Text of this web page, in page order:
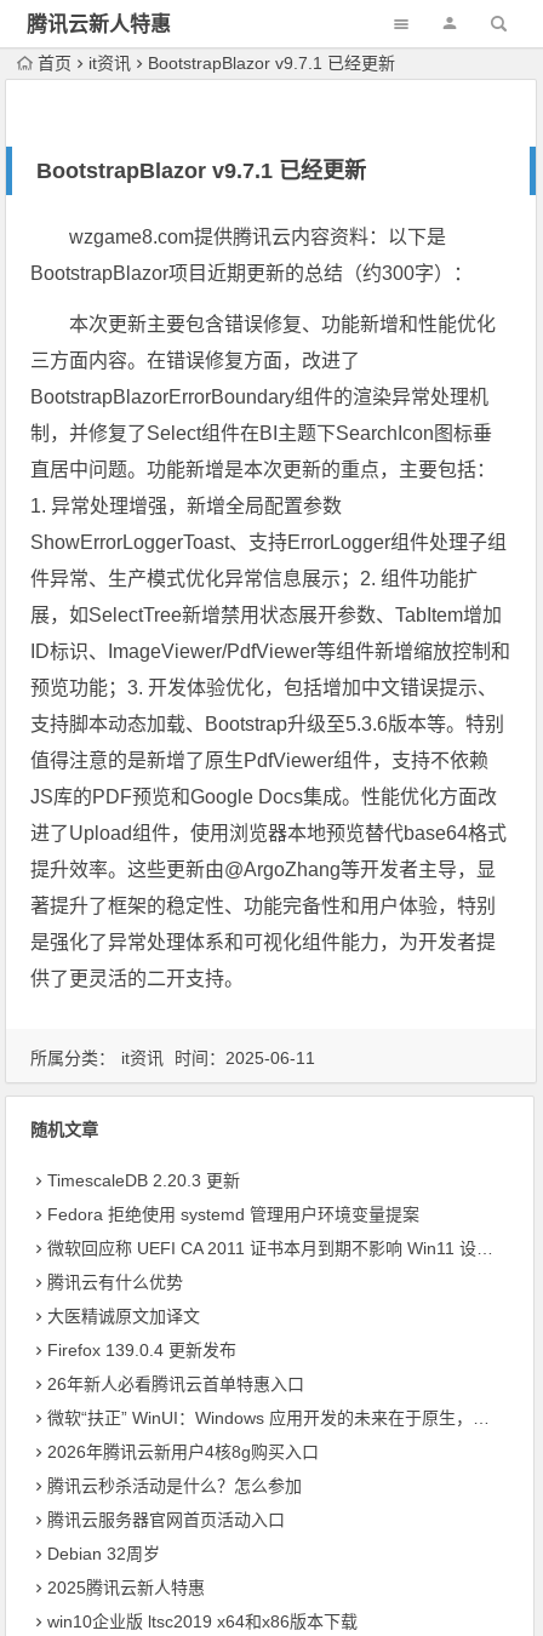
腾讯云新人特惠
首页 it资讯 BootstrapBlazor v9.7.1 已经更新
BootstrapBlazor v9.7.1 已经更新
wzgame8.com提供腾讯云内容资料：以下是
BootstrapBlazor项目近期更新的总结（约300字）：
本次更新主要包含错误修复、功能新增和性能优化
三方面内容。在错误修复方面，改进了
BootstrapBlazorErrorBoundary组件的渲染异常处理机
制，并修复了Select组件在BI主题下SearchIcon图标垂
直居中问题。功能新增是本次更新的重点，主要包括：
1. 异常处理增强，新增全局配置参数
ShowErrorLoggerToast、支持ErrorLogger组件处理子组
件异常、生产模式优化异常信息展示；2. 组件功能扩
展，如SelectTree新增禁用状态展开参数、TabItem增加
ID标识、ImageViewer/PdfViewer等组件新增缩放控制和
预览功能；3. 开发体验优化，包括增加中文错误提示、
支持脚本动态加载、Bootstrap升级至5.3.6版本等。特别
值得注意的是新增了原生PdfViewer组件，支持不依赖
JS库的PDF预览和Google Docs集成。性能优化方面改
进了Upload组件，使用浏览器本地预览替代base64格式
提升效率。这些更新由@ArgoZhang等开发者主导，显
著提升了框架的稳定性、功能完备性和用户体验，特别
是强化了异常处理体系和可视化组件能力，为开发者提
供了更灵活的二开支持。
所属分类： it资讯 时间：2025-06-11
随机文章
TimescaleDB 2.20.3 更新
Fedora 拒绝使用 systemd 管理用户环境变量提案
微软回应称 UEFI CA 2011 证书本月到期不影响 Win11 设备启动
腾讯云有什么优势
大医精诚原文加译文
Firefox 139.0.4 更新发布
26年新人必看腾讯云首单特惠入口
微软“扶正” WinUI：Windows 应用开发的未来在于原生，而非 Web 封装
2026年腾讯云新用户4核8g购买入口
腾讯云秒杀活动是什么？怎么参加
腾讯云服务器官网首页活动入口
Debian 32周岁
2025腾讯云新人特惠
win10企业版 ltsc2019 x64和x86版本下载